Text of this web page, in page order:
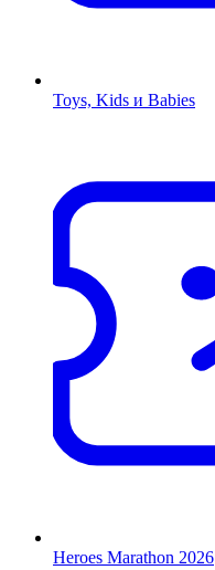
Toys, Kids и Babies
Heroes Marathon 2026